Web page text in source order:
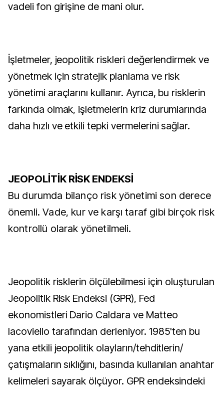
vadeli fon girişine de mani olur.
İşletmeler, jeopolitik riskleri değerlendirmek ve
yönetmek için stratejik planlama ve risk
yönetimi araçlarını kullanır. Ayrıca, bu risklerin
farkında olmak, işletmelerin kriz durumlarında
daha hızlı ve etkili tepki vermelerini sağlar.
JEOPOLİTİK RİSK ENDEKSİ
Bu durumda bilanço risk yönetimi son derece
önemli. Vade, kur ve karşı taraf gibi birçok risk
kontrollü olarak yönetilmeli.
Jeopolitik risklerin ölçülebilmesi için oluşturulan
Jeopolitik Risk Endeksi (GPR), Fed
ekonomistleri Dario Caldara ve Matteo
Iacoviello tarafından derleniyor. 1985'ten bu
yana etkili jeopolitik olayların/tehditlerin/
çatışmaların sıklığını, basında kullanılan anahtar
kelimeleri sayarak ölçüyor. GPR endeksindeki